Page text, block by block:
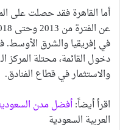
في إفريقيا والشرق الأوسط.
والاستثمار في قطاع الفنادق.
اقرأ أيضاً:أفضل مدن
العربية السعودية